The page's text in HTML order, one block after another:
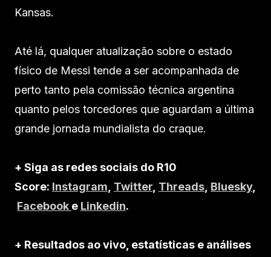
Kansas.
Até lá, qualquer atualização sobre o estado
físico de Messi tende a ser acompanhada de
perto tanto pela comissão técnica argentina
quanto pelos torcedores que aguardam a última
grande jornada mundialista do craque.
+ Siga as redes sociais do R10
Score: Instagram Twitter Threads Bluesky,
Facebook e Linkedin.
+ Resultados ao vivo, estatísticas e análises